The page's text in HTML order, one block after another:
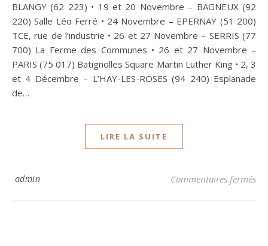
BLANGY (62 223) • 19 et 20 Novembre – BAGNEUX (92
220) Salle Léo Ferré • 24 Novembre – EPERNAY (51 200)
TCE, rue de l’industrie • 26 et 27 Novembre – SERRIS (77
700) La Ferme des Communes • 26 et 27 Novembre –
PARIS (75 017) Batignolles Square Martin Luther King • 2, 3
et 4 Décembre – L’HAY-LES-ROSES (94 240) Esplanade
de…
LIRE LA SUITE
admin Commentaires fermés